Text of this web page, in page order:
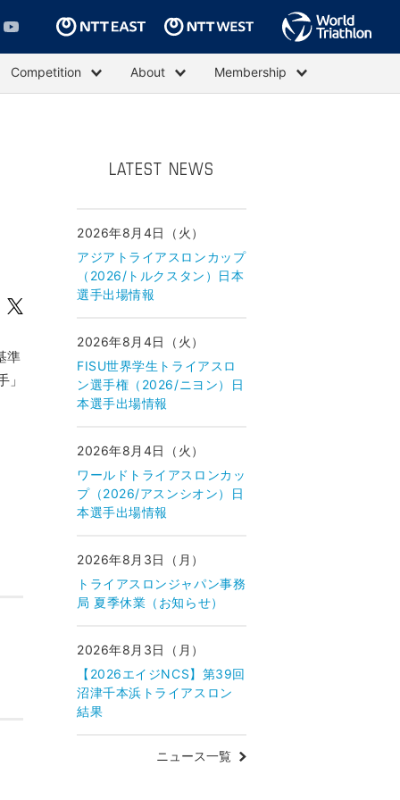
Competition About Membership
準
LATEST NEWS
2026年8月4日（火）
アジアトライアスロンカップ
（2026/トルクスタン）日本
選手出場情報
2026年8月4日（火）
FISU世界学生トライアスロ
ン選手権（2026/ニヨン）日
本選手出場情報
2026年8月4日（火）
ワールドトライアスロンカッ
プ（2026/アスンシオン）日
本選手出場情報
2026年8月3日（月）
トライアスロンジャパン事務
局 夏季休業（お知らせ）
2026年8月3日（月）
【2026エイジNCS】第39回
沼津千本浜トライアスロン
結果
ニュース一覧